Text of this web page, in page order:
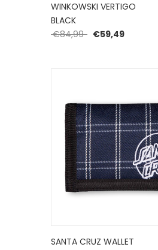
WINKOWSKI VERTIGO
BLACK
€84,99 €59,49
SANTA CRUZ WALLET